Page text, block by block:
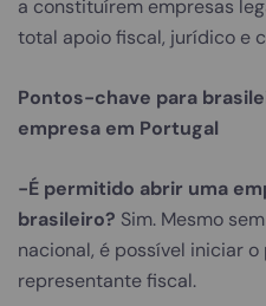
a constituírem empresas
total apoio fiscal, jurídico e
Pontos-chave para
empresa em Portugal
-É permitido abrir uma
brasileiro? Sim. Mesmo
nacional, é possível iniciar
representante fiscal.